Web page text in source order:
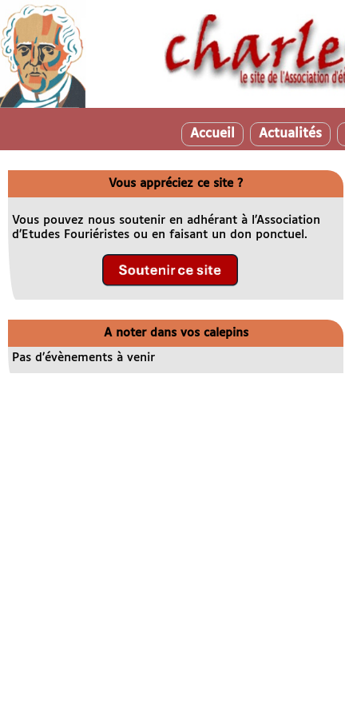
Accueil Actualités
Vous appréciez ce site ?
Vous pouvez nous soutenir en adhérant à l’Association
d’Etudes Fouriéristes ou en faisant un don ponctuel.
A noter dans vos calepins
Pas d’évènements à venir